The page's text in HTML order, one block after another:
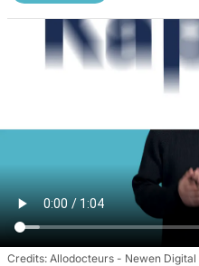
Allodocteurs - Newen Digital